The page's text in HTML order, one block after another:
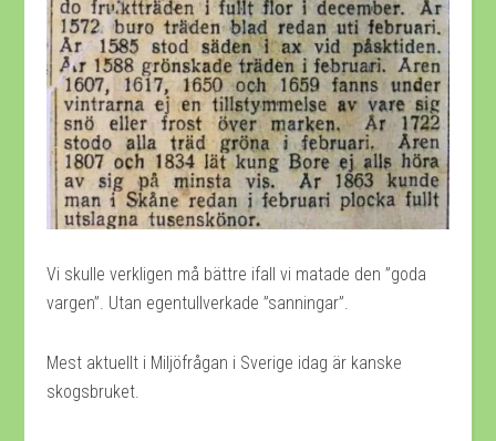
Vi skulle verkligen må bättre ifall vi matade den ”goda
vargen”. Utan egentullverkade ”sanningar”.
Mest aktuellt i Miljöfrågan i Sverige idag är kanske
skogsbruket.